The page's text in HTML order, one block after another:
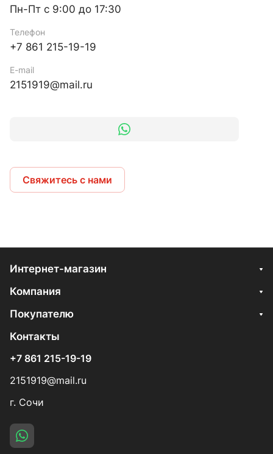
Пн-Пт с 9:00 до 17:30
Телефон
+7 861 215-19-19
E-mail
2151919@mail.ru
Свяжитесь с нами
Интернет-магазин
Компания
Покупателю
Контакты
+7 861 215-19-19
2151919@mail.ru
г. Сочи